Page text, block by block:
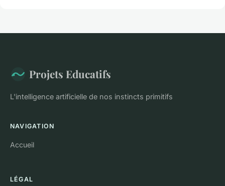
Projets Educatifs
L'intelligence artificielle de nos instincts primitifs
NAVIGATION
Accueil
LÉGAL